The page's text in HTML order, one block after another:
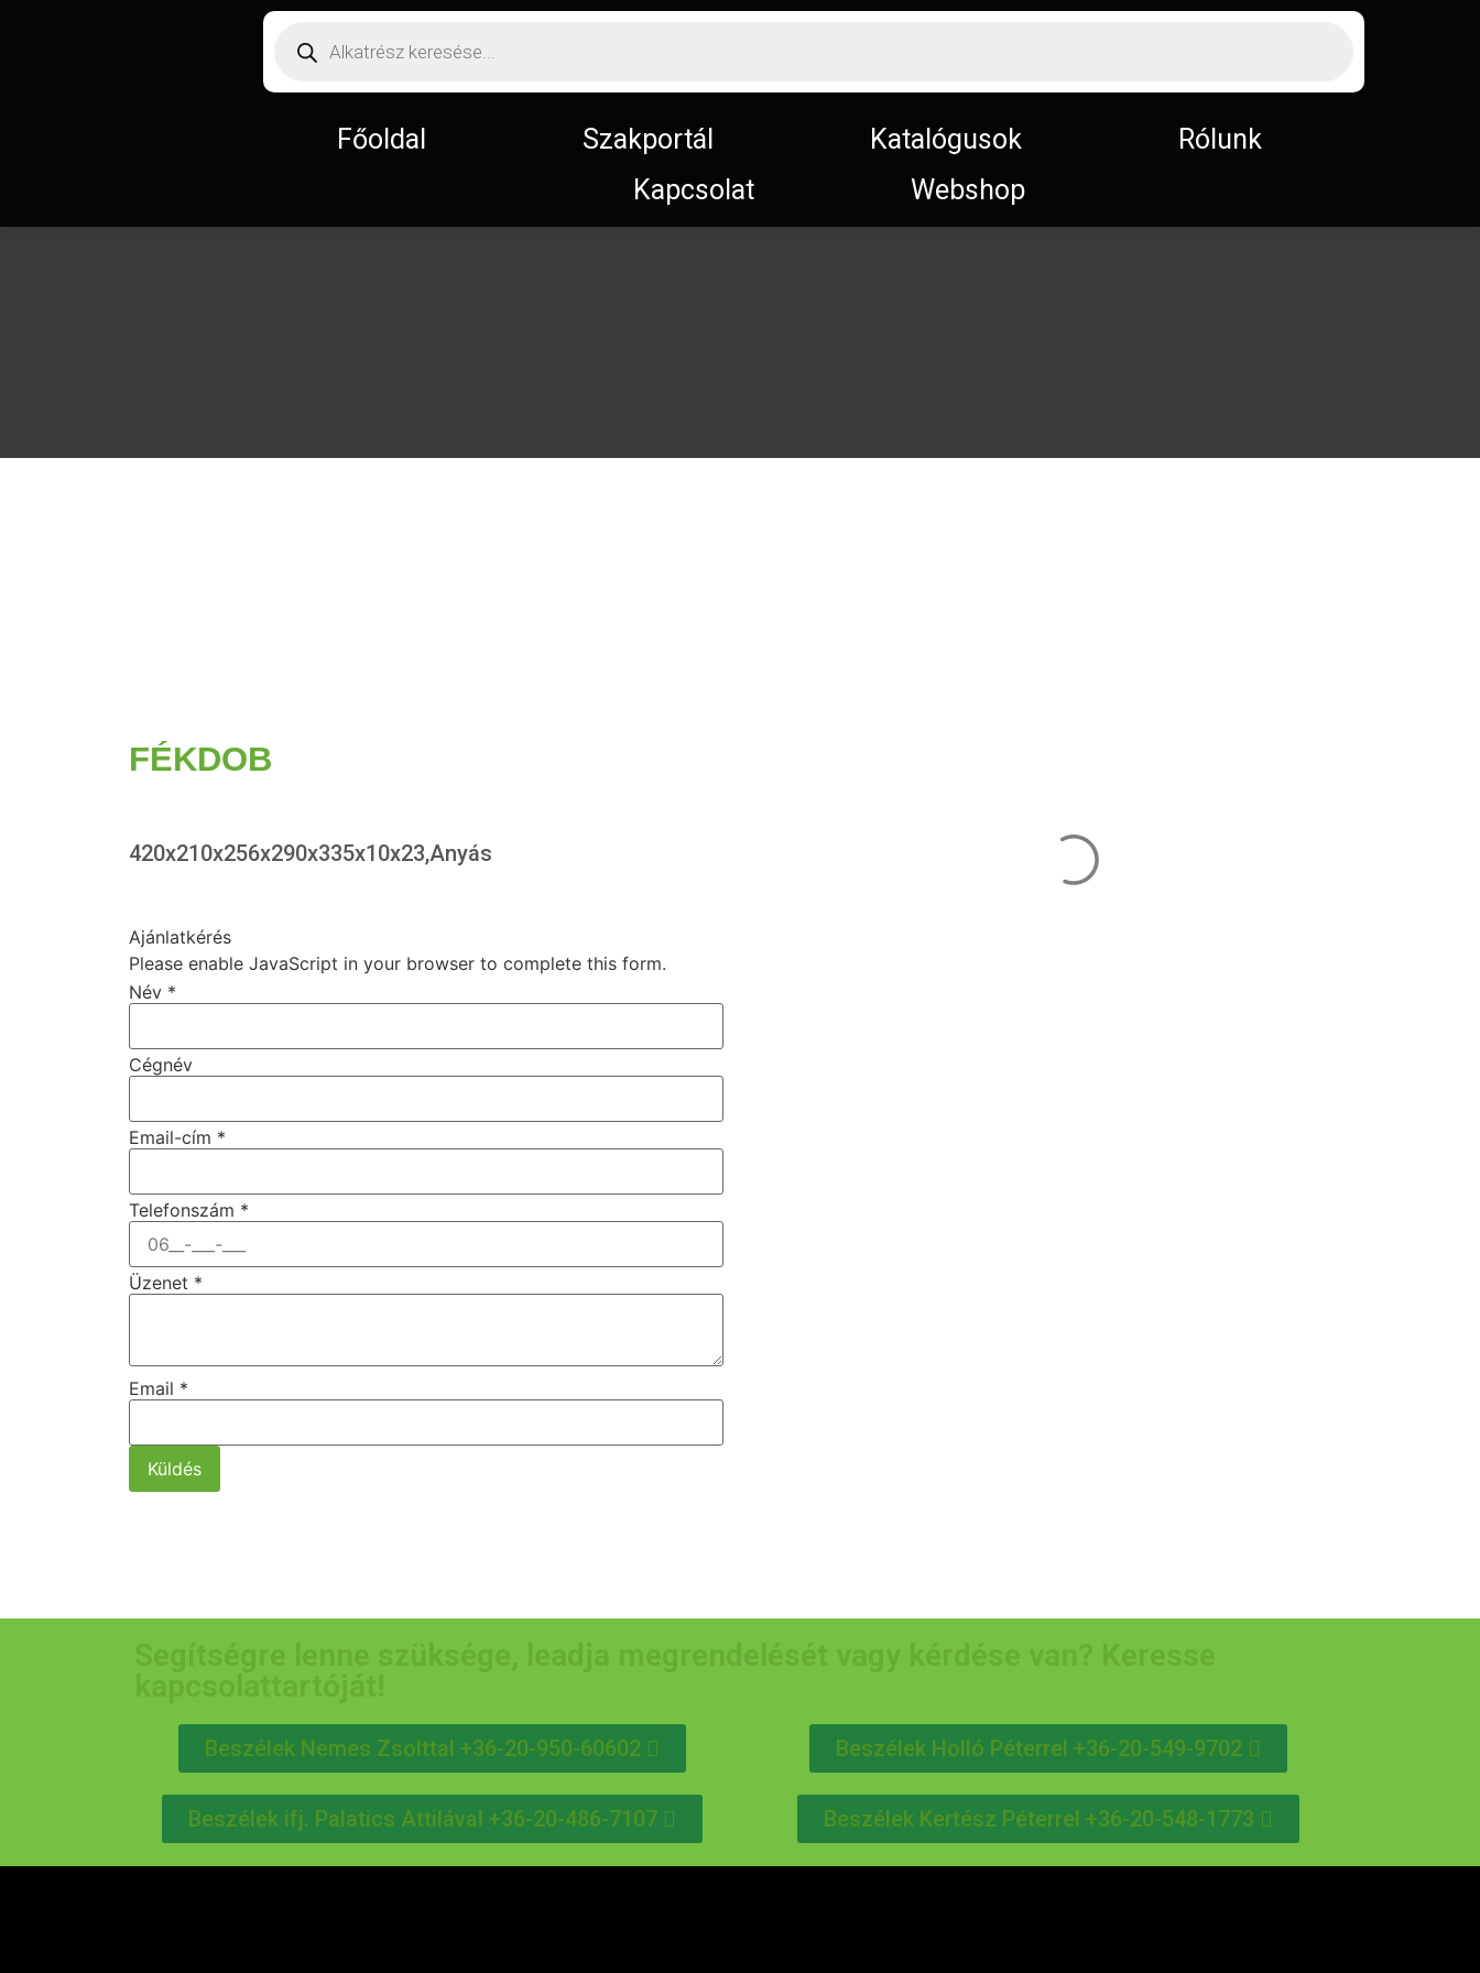
Főoldal Szakportál Katalógusok
Rólunk
Kapcsolat
Webshop
FÉKDOB
420x210x256x290x335x10x23,Anyás
Ajánlatkérés
Please enable JavaScript in your browser to complete this form.
Név *
Cégnév
Email-cím *
Telefonszám *
Üzenet *
Email *
Küldés
Beszélek Nemes Zsolttal +36-20-950-60602 Beszélek Holló Péterrel +36-20-549-9702
Beszélek ifj. Palatics Attilával +36-20-486-7107 Beszélek Kertész Péterrel +36-20-548-1773